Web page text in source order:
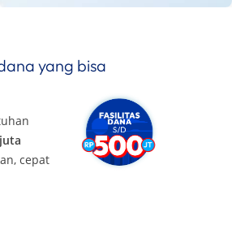
yang bisa
cepat